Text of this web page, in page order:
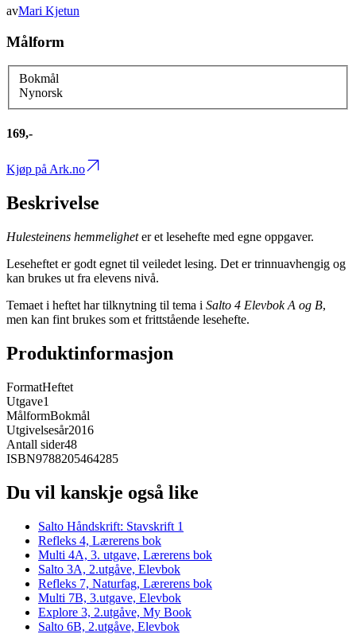
avMari Kjetun
Målform
Bokmål
Nynorsk
169,-
Kjøp på Ark.no
Beskrivelse
Hulesteinens hemmeligheter et lesehefte med egne oppgaver.
Leseheftet er godt egnet til veiledet lesing. Det er trinnuavhengig og
kan brukes ut fra elevens nivå.
Temaet i heftet har tilknytning til tema i Salto 4 Elevbok A og B,
men kan fint brukes som et frittstående lesehefte.
Produktinformasjon
FormatHeftet
Utgave1
MålformBokmål
Utgivelsesår2016
Antall sider48
ISBN9788205464285
Du vil kanskje også like
Salto Håndskrift: Stavskrift 1
Refleks 4, Lærerens bok
Multi 4A, 3. utgave, Lærerens bok
Salto 3A, 2.utgåve, Elevbok
Refleks 7, Naturfag, Lærerens bok
Multi 7B, 3.utgave, Elevbok
Explore 3, 2.utgåve, My Book
Salto 6B, 2.utgåve, Elevbok